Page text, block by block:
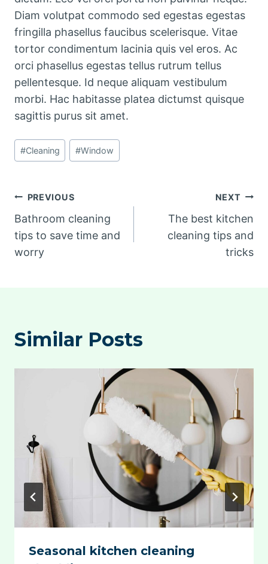
Diam volutpat commodo sed egestas egestas
fringilla phasellus faucibus scelerisque. Vitae
tortor condimentum lacinia quis vel eros. Ac
orci phasellus egestas tellus rutrum tellus
pellentesque. Id neque aliquam vestibulum
morbi. Hac habitasse platea dictumst quisque
sagittis purus sit amet.
Post
Tags:
#Cleaning #Window
Post
navigation
PREVIOUS
Bathroom cleaning
tips to save time and
worry
NEXT
The best kitchen
cleaning tips and
tricks
Similar Posts
Seasonal kitchen cleaning